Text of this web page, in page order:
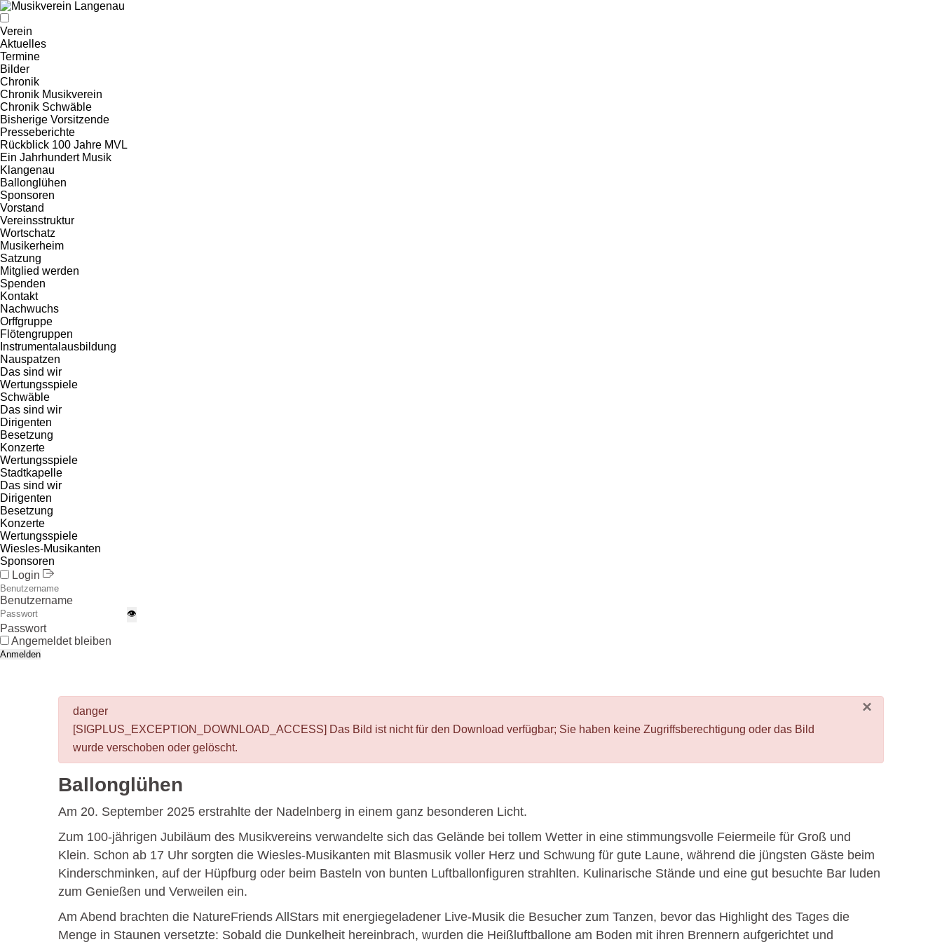
Verein
Aktuelles
Termine
Bilder
Chronik
Chronik Musikverein
Chronik Schwäble
Bisherige Vorsitzende
Presseberichte
Rückblick 100 Jahre MVL
Ein Jahrhundert Musik
Klangenau
Ballonglühen
Sponsoren
Vorstand
Vereinsstruktur
Wortschatz
Musikerheim
Satzung
Mitglied werden
Spenden
Kontakt
Nachwuchs
Orffgruppe
Flötengruppen
Instrumentalausbildung
Nauspatzen
Das sind wir
Wertungsspiele
Schwäble
Das sind wir
Dirigenten
Besetzung
Konzerte
Wertungsspiele
Stadtkapelle
Das sind wir
Dirigenten
Besetzung
Konzerte
Wertungsspiele
Wiesles-Musikanten
Sponsoren
Login
Benutzername
👁
Passwort
Angemeldet bleiben
Anmelden
×
danger
[SIGPLUS_EXCEPTION_DOWNLOAD_ACCESS] Das Bild ist nicht für den Download verfügbar; Sie haben keine Zugriffsberechtigung oder das Bild
wurde verschoben oder gelöscht.
Ballonglühen
Am 20. September 2025 erstrahlte der Nadelnberg in einem ganz besonderen Licht.
Zum 100-jährigen Jubiläum des Musikvereins verwandelte sich das Gelände bei tollem Wetter in eine stimmungsvolle Feiermeile für Groß und
Klein. Schon ab 17 Uhr sorgten die Wiesles-Musikanten mit Blasmusik voller Herz und Schwung für gute Laune, während die jüngsten Gäste beim
Kinderschminken, auf der Hüpfburg oder beim Basteln von bunten Luftballonfiguren strahlten. Kulinarische Stände und eine gut besuchte Bar luden
zum Genießen und Verweilen ein.
Am Abend brachten die NatureFriends AllStars mit energiegeladener Live-Musik die Besucher zum Tanzen, bevor das Highlight des Tages die
Menge in Staunen versetzte: Sobald die Dunkelheit hereinbrach, wurden die Heißluftballone am Boden mit ihren Brennern aufgerichtet und